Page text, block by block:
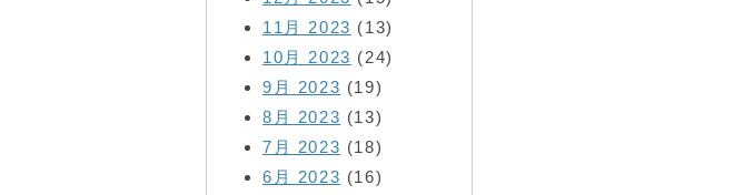
11月 2023 (13)
10月 2023 (24)
9月 2023 (19)
8月 2023 (13)
7月 2023 (18)
6月 2023 (16)